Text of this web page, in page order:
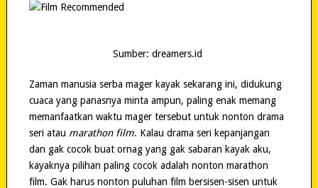
Sumber: dreamers.id
Zaman manusia serba mager kayak sekarang ini, didukung
cuaca yang panasnya minta ampun, paling enak memang
memanfaatkan waktu mager tersebut untuk nonton drama
seri atau marathon film. Kalau drama seri kepanjangan
dan gak cocok buat ornag yang gak sabaran kayak aku,
kayaknya pilihan paling cocok adalah nonton marathon
film. Gak harus nonton puluhan film bersisen-sisen untuk